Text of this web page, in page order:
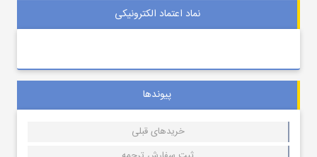
نماد اعتماد الکترونیکی
پیوندها
خریدهای قبلی